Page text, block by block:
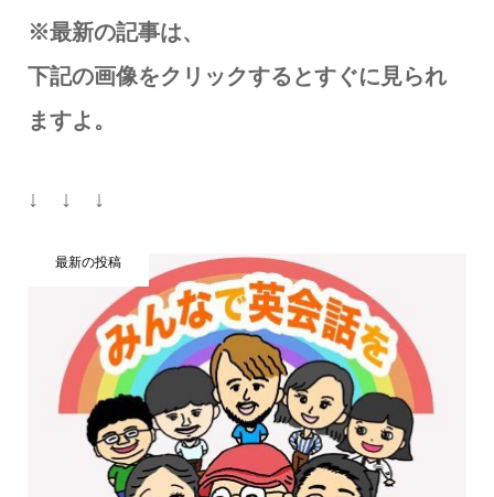
※最新の記事は、
下記の画像をクリックするとすぐに見られ
ますよ。
↓ ↓ ↓
最新の投稿